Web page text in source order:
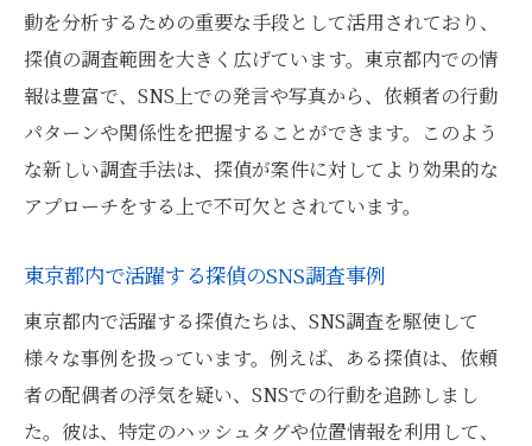
SNSデータを用いた調査の成功事例
SNS上のデータ収集が探偵業界に与える影
響
東京都の探偵が語るSNS調査の最新トレンド
最新のSNS調査技術がもたらす変革
SNS調査における新たなアプローチ
東京都内探偵が注目するSNSプラットフォ
トレンド調査を支える最新ツールと技術
探偵が語るSNS調査の未来像
SNSトレンドが探偵調査に与える影響
動を分析するための重要な手段として活用されており、
探偵の調査範囲を大きく広げています。東京都内での情
報は豊富で、SNS上での発言や写真から、依頼者の行動
パターンや関係性を把握することができます。このよう
な新しい調査手法は、探偵が案件に対してより効果的な
アプローチをする上で不可欠とされています。
東京都内で活躍する探偵のSNS調査事例
東京都内で活躍する探偵たちは、SNS調査を駆使して
様々な事例を扱っています。例えば、ある探偵は、依頼
者の配偶者の浮気を疑い、SNSでの行動を追跡しまし
た。彼は、特定のハッシュタグや位置情報を利用して、